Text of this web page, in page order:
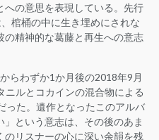
への意思を表現している。先行
棺桶の中に生き埋めにされな
の精神的な葛藤と再生への意志
らわずか1か月後の2018年9月
ニルとコカインの混合物による
った。遺作となったこのアルバ
という意志は、その後のあま
のリスナーの心に深い余韻を残